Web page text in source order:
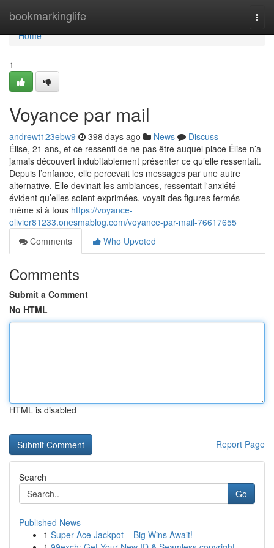
bookmarkinglife
Home
Home
1
Voyance par mail
andrewt123ebw9 398 days ago News
Discuss
Élise, 21 ans, et ce ressenti de ne pas être auquel place Élise n’a
jamais découvert indubitablement présenter ce qu’elle ressentait.
Depuis l’enfance, elle percevait les messages par une autre
alternative. Elle devinait les ambiances, ressentait l'anxiété
évident qu’elles soient exprimées, voyait des figures fermés
même si à tous https://voyance-
olivier81233.onesmablog.com/voyance-par-mail-76617655
Comments
Who Upvoted
Comments
Submit a Comment
No HTML
HTML is disabled
Report Page
Search
Go
Published News
1 Super Ace Jackpot – Big Wins Await!